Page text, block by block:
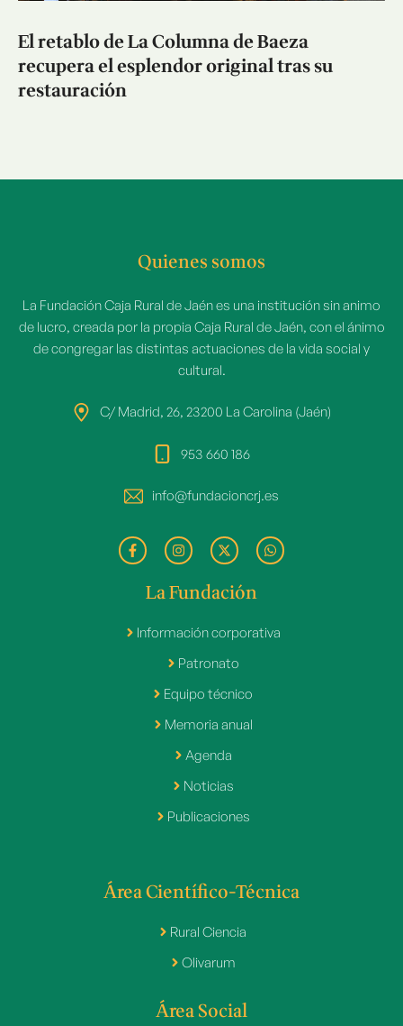
El retablo de La Columna de Baeza
recupera el esplendor original tras su
restauración
Quienes somos
La Fundación Caja Rural de Jaén es una institución sin animo
de lucro, creada por la propia Caja Rural de Jaén, con el ánimo
de congregar las distintas actuaciones de la vida social y
cultural.
C/ Madrid, 26, 23200 La Carolina (Jaén)
953 660 186
info@fundacioncrj.es
La Fundación
Información corporativa
Patronato
Equipo técnico
Memoria anual
Agenda
Noticias
Publicaciones
Área Científico-Técnica
Rural Ciencia
Olivarum
Área Social